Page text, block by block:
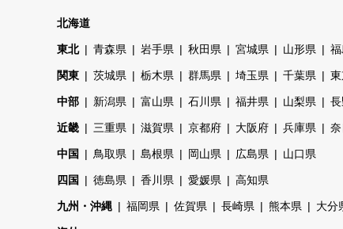
北海道
東北 青森県 岩手県 秋田県 宮城県 山形県
関東 茨城県 栃木県 群馬県 埼玉県 千葉県
中部 新潟県 富山県 石川県 福井県 山梨県
近畿 三重県 滋賀県 京都府 大阪府 兵庫県
中国 鳥取県 島根県 岡山県 広島県 山口県
四国 徳島県 香川県 愛媛県 高知県
九州・沖縄 福岡県 佐賀県 長崎県 熊本県 大分